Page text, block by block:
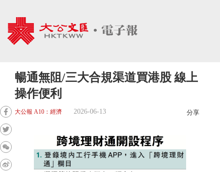
暢通無阻/三大合規渠道買港股 線上
操作便利
大公報 A10：經濟 2026-06-13 分享